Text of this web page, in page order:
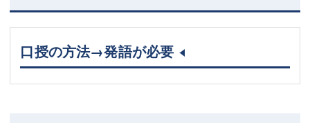
口授の方法→発語が必要